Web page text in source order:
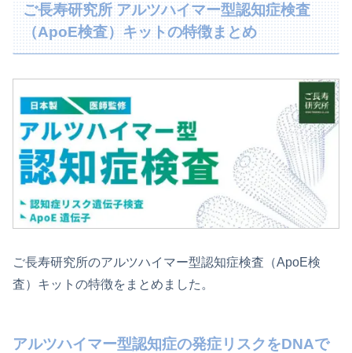
ご長寿研究所 アルツハイマー型認知症検査
（ApoE検査）キットの特徴まとめ
ご長寿研究所のアルツハイマー型認知症検査（ApoE検
査）キットの特徴をまとめました。
アルツハイマー型認知症の発症リスクをDNAで